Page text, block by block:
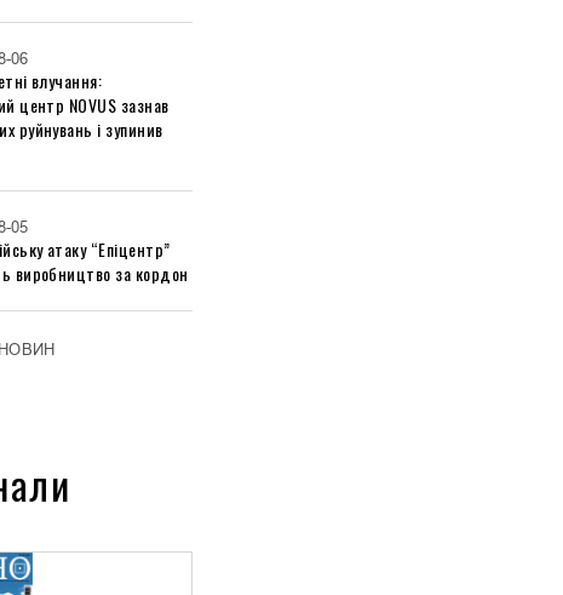
06
влучання:
центр NOVUS зазнав
руйнувань і зупинив
05
атаку “Епіцентр”
виробництво за кордон